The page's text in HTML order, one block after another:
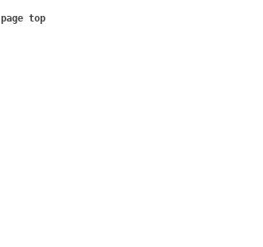
page top